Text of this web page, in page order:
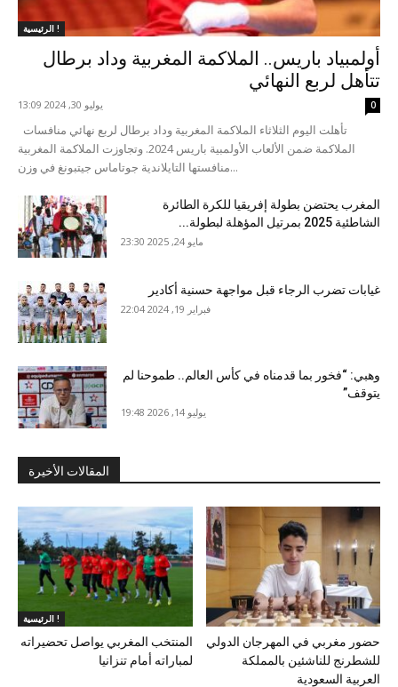
الرئيسية !
أولمبياد باريس.. الملاكمة المغربية وداد برطال
تتأهل لربع النهائي
يوليو 30, 2024 13:09 0
الملاكمة ضمن الألعاب الأولمبية باريس 2024. وتجاوزت الملاكمة المغربية
منافستها التايلاندية جوتاماس جيتبونغ في وزن...
المغرب يحتضن بطولة إفريقيا للكرة الطائرة
الشاطئية 2025 بمرتيل المؤهلة لبطولة...
مايو 24, 2025 23:30
غيابات تضرب الرجاء قبل مواجهة حسنية أكادير
فبراير 19, 2024 22:04
وهبي: “فخور بما قدمناه في كأس العالم.. طموحنا لم
يتوقف”
يوليو 14, 2026 19:48
المقالات الأخيرة
الرئيسية !
المنتخب المغربي يواصل تحضيراته
لمباراته أمام تنزانيا
حضور مغربي في المهرجان الدولي
للشطرنج للناشئين بالمملكة
العربية السعودية